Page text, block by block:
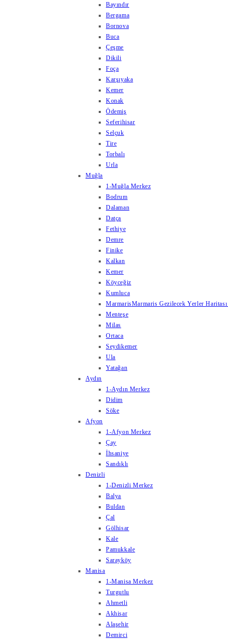
Bayındır
Bergama
Bornova
Buca
Çeşme
Dikili
Foça
Karşıyaka
Kemer
Konak
Ödemiş
Seferihisar
Selçuk
Tire
Torbalı
Urla
Muğla
1-Muğla Merkez
Bodrum
Dalaman
Datça
Fethiye
Demre
Finike
Kalkan
Kemer
Köyceğiz
Kumluca
MarmarisMarmaris Gezilecek Yerler
Menteşe
Milas
Ortaca
Seydikemer
Ula
Yatağan
Aydın
1-Aydın Merkez
Didim
Söke
Afyon
1-Afyon Merkez
Çay
İhsaniye
Sandıklı
Denizli
1-Denizli Merkez
Balya
Buldan
Çal
Gölhisar
Kale
Pamukkale
Sarayköy
Manisa
1-Manisa Merkez
Turgutlu
Ahmetli
Akhisar
Alaşehir
Demirci